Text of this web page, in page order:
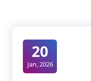
20
Jan, 2026